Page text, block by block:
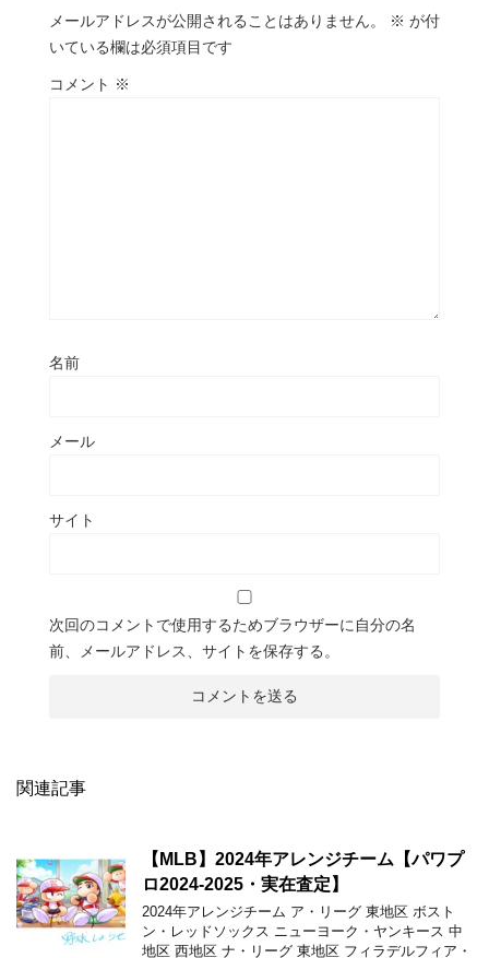
メールアドレスが公開されることはありません。 ※ が付
いている欄は必須項目です
コメント ※
名前
メール
サイト
次回のコメントで使用するためブラウザーに自分の名
前、メールアドレス、サイトを保存する。
関連記事
【MLB】2024年アレンジチーム【パワプ
ロ2024-2025・実在査定】
2024年アレンジチーム ア・リーグ 東地区 ボスト
ン・レッドソックス ニューヨーク・ヤンキース 中
地区 西地区 ナ・リーグ 東地区 フィラデルフィア・